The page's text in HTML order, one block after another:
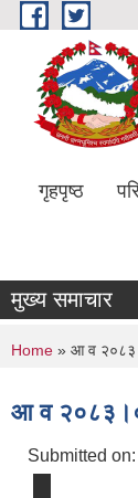
Skip to main content
गृहपृष्ठ
मुख्य समाचार
You are
Home » आ व
आ व
Submitted on: